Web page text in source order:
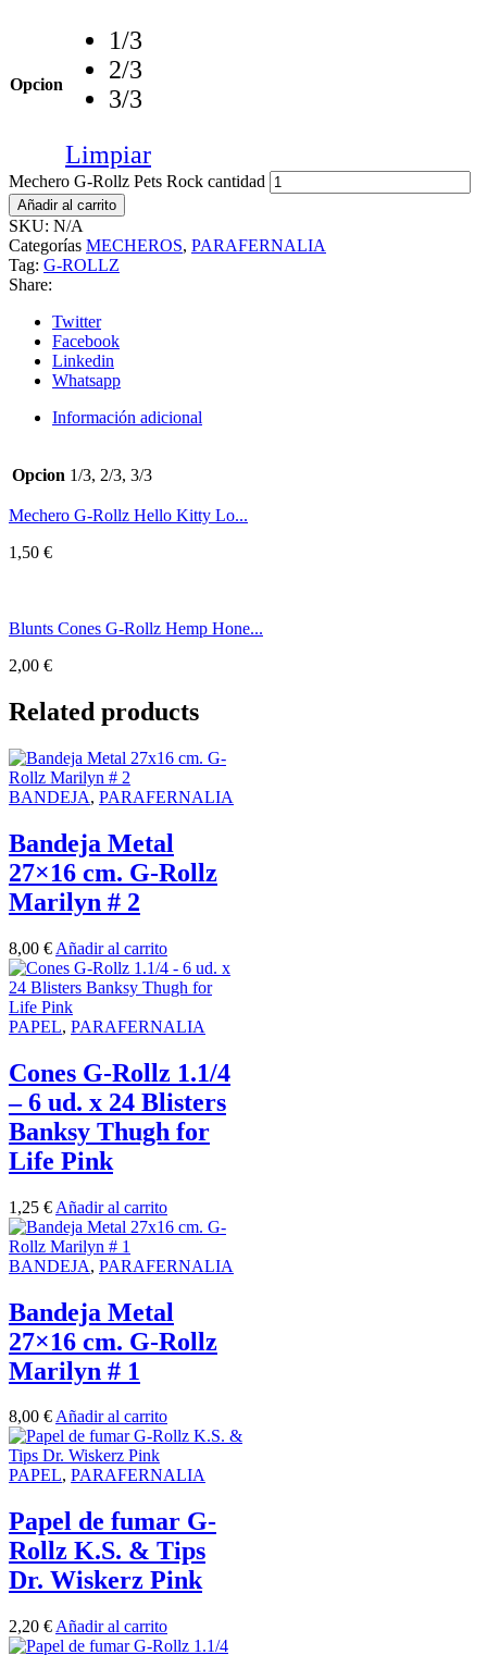
Opcion
1/3
2/3
3/3
Limpiar
Mechero G-Rollz Pets Rock cantidad
Añadir al carrito
SKU: N/A
Categorías MECHEROS, PARAFERNALIA
Tag: G-ROLLZ
Share:
Twitter
Facebook
Linkedin
Whatsapp
Información adicional
Opcion 1/3, 2/3, 3/3
Mechero G-Rollz Hello Kitty Lo...
1,50 €
Blunts Cones G-Rollz Hemp Hone...
2,00 €
Related products
BANDEJA, PARAFERNALIA
Bandeja Metal
27×16 cm. G-Rollz
Marilyn # 2
8,00 € Añadir al carrito
PAPEL, PARAFERNALIA
Cones G-Rollz 1.1/4
– 6 ud. x 24 Blisters
Banksy Thugh for
Life Pink
1,25 € Añadir al carrito
BANDEJA, PARAFERNALIA
Bandeja Metal
27×16 cm. G-Rollz
Marilyn # 1
8,00 €Añadir al carrito
PAPEL, PARAFERNALIA
Papel de fumar G-
Rollz K.S. & Tips
Dr. Wiskerz Pink
2,20 € Añadir al carrito